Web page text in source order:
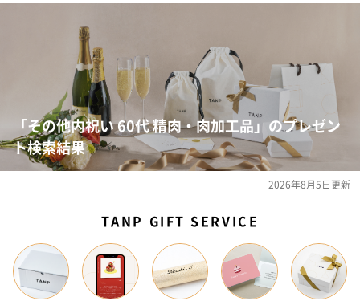
「その他内祝い 60代 精肉・肉加工品」のプレゼン
ト検索結果
2026年8月5日更新
TANP GIFT SERVICE